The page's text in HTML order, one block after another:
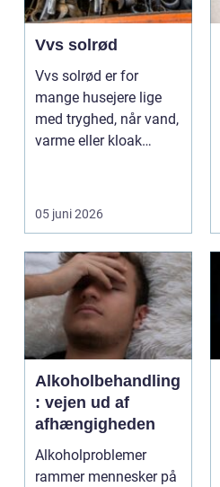
Vvs solrød
Vvs solrød er for
mange husejere lige
med tryghed, når vand,
varme eller kloak
05 juni 2026
Alkoholbehandling
: vejen ud af
afhængigheden
Alkoholproblemer
rammer mennesker på